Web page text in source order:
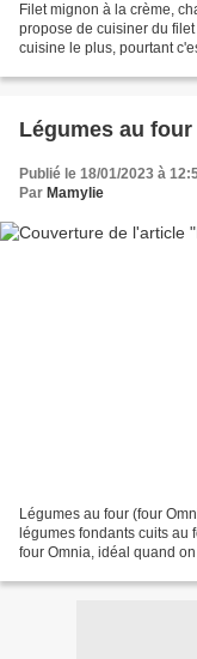
Filet mignon à la crème,
propose de cuisiner du
cuisine le plus, pourtant
Légumes au
Publié le 18/01/2023 à
Par Mamylie
Légumes au four (four
légumes fondants cuits au
four Omnia, idéal quand